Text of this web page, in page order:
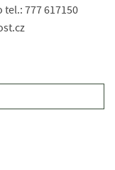
tel.: 777 617150